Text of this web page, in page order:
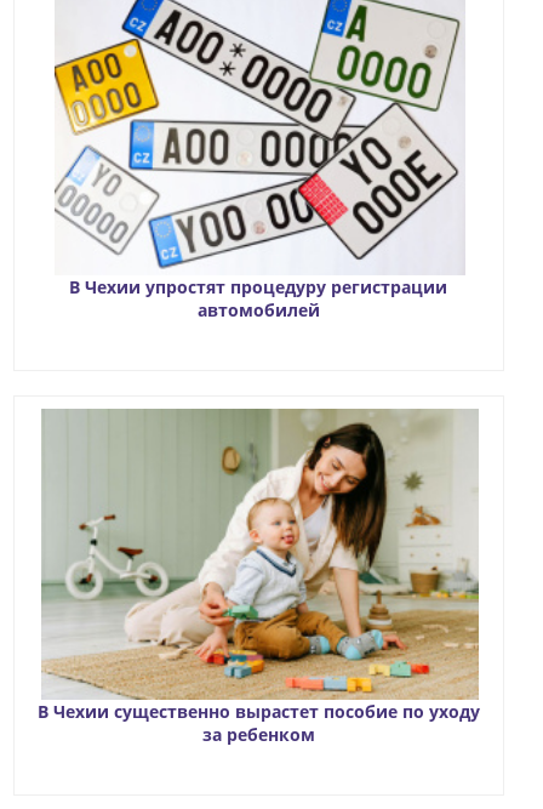
В Чехии упростят процедуру регистрации
автомобилей
В Чехии существенно вырастет пособие по уходу
за ребенком